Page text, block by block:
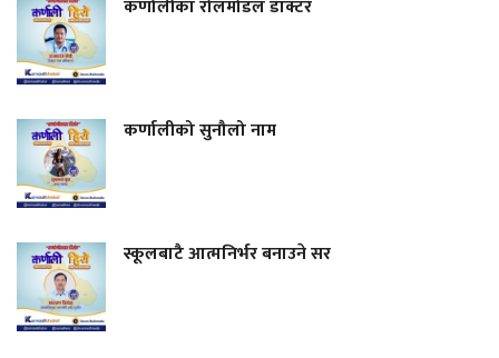
कर्णालीका रोलमोडल डाक्टर
कर्णालीको सुनौलो नाम
स्कूलबाटै आत्मनिर्भर बनाउने सर